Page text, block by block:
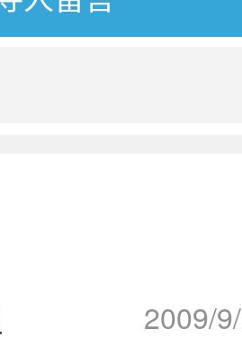
2009/